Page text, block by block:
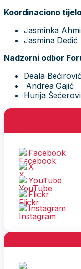
Koordinaciono
Jasminka
Jasmina Dedić
Nadzorni odbor
Deala
Andrea Gajić
Hurija
Facebook
X
YouTube
Flickr
Instagram